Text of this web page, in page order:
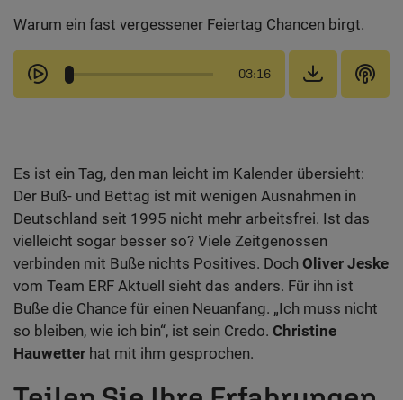
Warum ein fast vergessener Feiertag Chancen birgt.
03:16
Es ist ein Tag, den man leicht im Kalender übersieht:
Der Buß- und Bettag ist mit wenigen Ausnahmen in
Deutschland seit 1995 nicht mehr arbeitsfrei. Ist das
vielleicht sogar besser so? Viele Zeitgenossen
verbinden mit Buße nichts Positives. Doch Oliver Jeske
vom Team ERF Aktuell sieht das anders. Für ihn ist
Buße die Chance für einen Neuanfang. „Ich muss nicht
so bleiben, wie ich bin“, ist sein Credo. Christine
Hauwetter hat mit ihm gesprochen.